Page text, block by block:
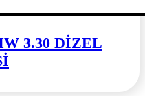
3.30 DİZEL